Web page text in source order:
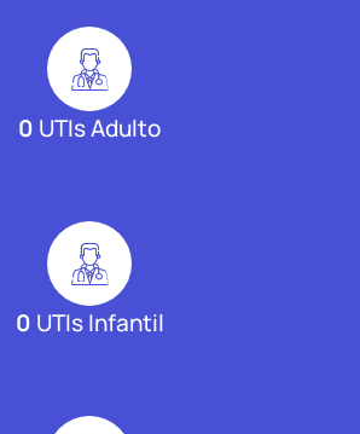
0 UTIs Adulto
0 UTIs Infantil